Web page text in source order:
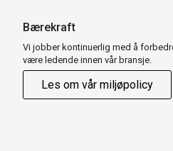
Bærekraft
Vi jobber kontinuerlig med å
være ledende innen vår bransje.
Les om vår miljøpolicy